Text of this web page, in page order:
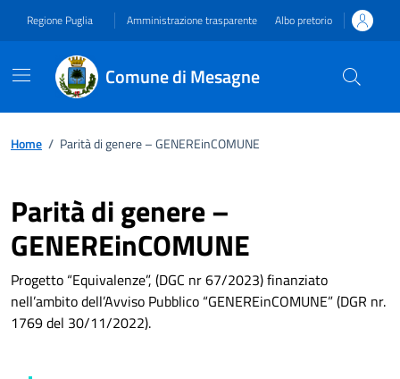
Regione Puglia Amministrazione trasparente Albo pretorio
Comune di Mesagne
Home / Parità di genere – GENEREinCOMUNE
Parità di genere –
GENEREinCOMUNE
Progetto “Equivalenze”, (DGC nr 67/2023) finanziato
nell’ambito dell’Avviso Pubblico “GENEREinCOMUNE” (DGR nr.
1769 del 30/11/2022).